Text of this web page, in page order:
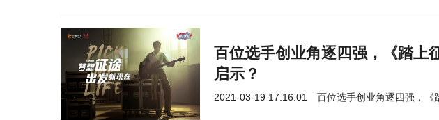
百位选手创业角逐四强，《踏上
启示？
2021-03-19 17:16:01 百位选手创业角逐四强，《